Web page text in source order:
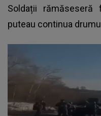
Soldații
puteau continua